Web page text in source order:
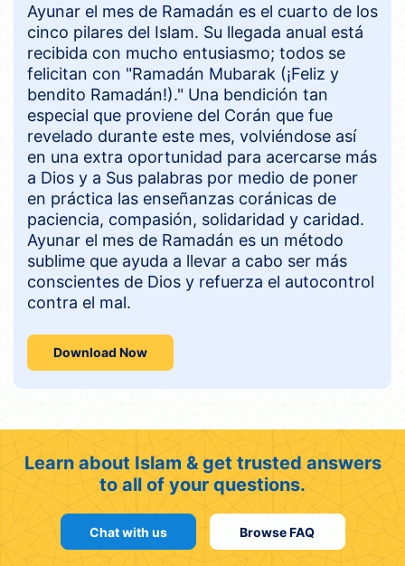
Ayunar el mes de Ramadán es el cuarto de los
cinco pilares del Islam. Su llegada anual está
recibida con mucho entusiasmo; todos se
felicitan con "Ramadán Mubarak (¡Feliz y
bendito Ramadán!)." Una bendición tan
especial que proviene del Corán que fue
revelado durante este mes, volviéndose así
en una extra oportunidad para acercarse más
a Dios y a Sus palabras por medio de poner
en práctica las enseñanzas coránicas de
paciencia, compasión, solidaridad y caridad.
Ayunar el mes de Ramadán es un método
sublime que ayuda a llevar a cabo ser más
conscientes de Dios y refuerza el autocontrol
contra el mal.
Download Now
Learn about Islam & get trusted answers
to all of your questions.
Chat with us Browse FAQ